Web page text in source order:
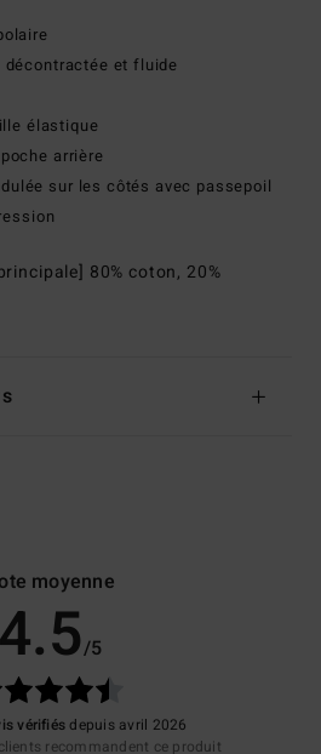
décontractée et fluide
élastique
arrière
sur les côtés avec passepoil
80% coton, 20%
moyenne
4.5/5
vérifiésdepuis avril 2026
recommandent ce produit